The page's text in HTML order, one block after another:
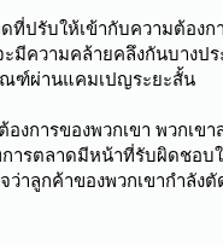
ปรับให้เข้ากับความต้องก
ความคล้ายคลึงกันบางปร
ณฑ์ผ่านแคมเปญระยะสั้น
การของพวกเขา พวกเ
การตลาดมีหน้าที่รับผิดช
าลูกค้าของพวกเขากำลั